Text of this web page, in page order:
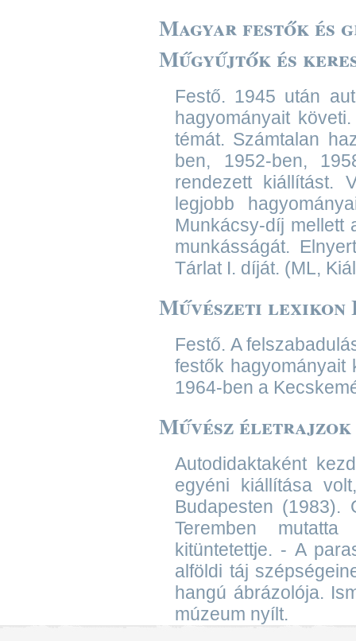
Magyar festők és
Műgyűjtők és
Festő. 1945 után
hagyományait
témát. Számtalan
ben, 1952-ben,
rendezett kiállítást.
legjobb
Munkácsy-díj mellett
munkásságát.
Tárlat I. díját. (ML,
Művészeti lexikon
Festő. A
festők hagyományait
1964-ben a
Művész életrajzok
Autodidaktaként
egyéni kiállítása
Budapesten (1983).
Teremben
kitüntetettje. - A
alföldi táj
hangú ábrázolója.
múzeum nyílt.